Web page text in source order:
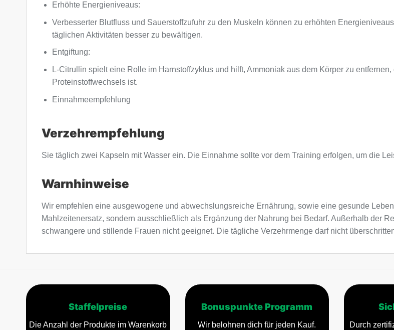
Erhöhte Energieniveaus:
Verbesserter Blutfluss und Sauerstoffzufuhr zu den Muskeln können zu erhöhten
täglichen Aktivitäten besser zu bewältigen.
Entgiftung:
L-Citrullin spielt eine Rolle im Harnstoffzyklus und hilft, Ammoniak aus dem Körper zu
Proteinstoffwechsels ist.
Einnahmeempfehlung
Verzehrempfehlung
Sie täglich zwei Kapseln mit Wasser ein. Die Einnahme sollte vor dem Training erfolgen, um die
Warnhinweise
Wir empfehlen eine ausgewogene und abwechslungsreiche Ernährung, sowie eine gesunde
Mahlzeitenersatz, sondern ausschließlich als Ergänzung der Nahrung bei Bedarf. Außerhalb der
schwangere und stillende Frauen nicht geeignet. Die tägliche Verzehrmenge darf nicht
Staffelpreise
Die Anzahl der Produkte im Warenkorb
Bonuspunkte Programm
Wir belohnen dich für jeden Kauf.
Durch